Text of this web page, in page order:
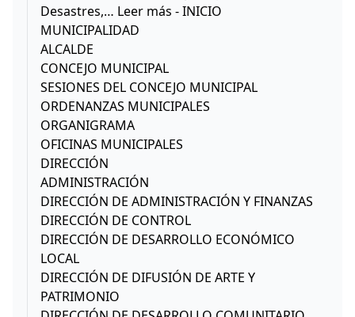
Desastres,… Leer más - INICIO
MUNICIPALIDAD
ALCALDE
CONCEJO MUNICIPAL
SESIONES DEL CONCEJO MUNICIPAL
ORDENANZAS MUNICIPALES
ORGANIGRAMA
OFICINAS MUNICIPALES
DIRECCIÓN
ADMINISTRACIÓN
DIRECCIÓN DE ADMINISTRACIÓN Y FINANZAS
DIRECCIÓN DE CONTROL
DIRECCIÓN DE DESARROLLO ECONÓMICO
LOCAL
DIRECCIÓN DE DIFUSIÓN DE ARTE Y
PATRIMONIO